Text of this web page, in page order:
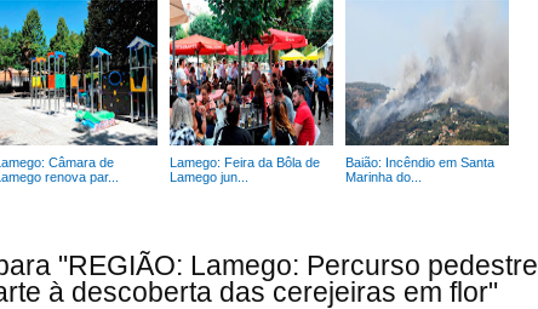
Câmara de
renova par...
Lamego: Feira da Bôla de
Lamego jun...
Baião: Incêndio em Santa
Marinha do...
"REGIÃO: Lamego: Percurso pedestre
à descoberta das cerejeiras em flor"